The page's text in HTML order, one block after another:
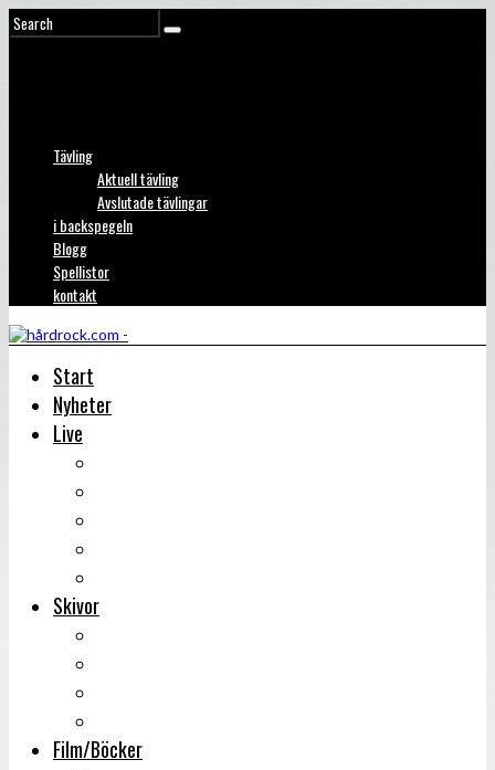
Tävling
Aktuell tävling
Avslutade tävlingar
i backspegeln
Blogg
Spellistor
kontakt
Start
Nyheter
Live
Skivor
Film/Böcker